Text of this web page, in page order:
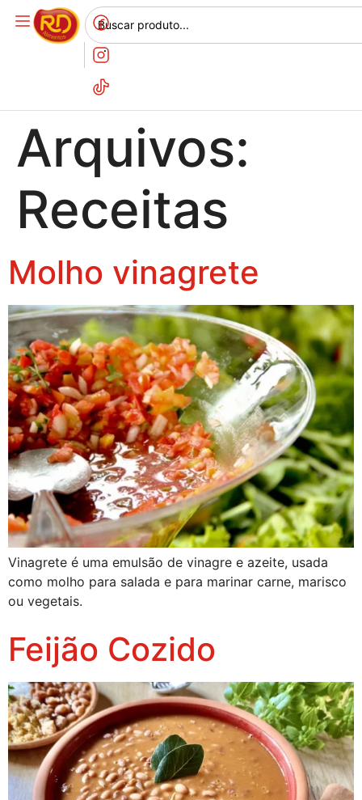
Arquivos:
Receitas
Molho vinagrete
Vinagrete é uma emulsão de vinagre e azeite, usada
como molho para salada e para marinar carne, marisco
ou vegetais.
Feijão Cozido